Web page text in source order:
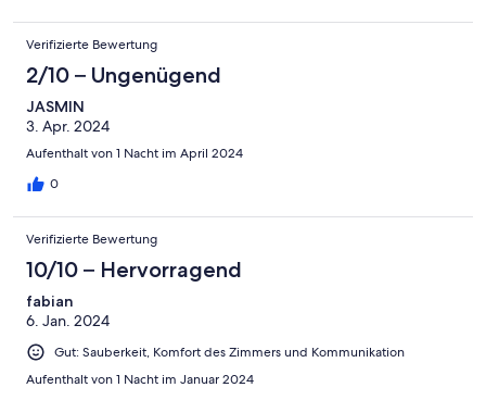
Verifizierte Bewertung
2/10 – Ungenügend
JASMIN
3. Apr. 2024
Aufenthalt von 1 Nacht im April 2024
0
Verifizierte Bewertung
10/10 – Hervorragend
fabian
6. Jan. 2024
Gut: Sauberkeit, Komfort des Zimmers und Kommunikation
Aufenthalt von 1 Nacht im Januar 2024